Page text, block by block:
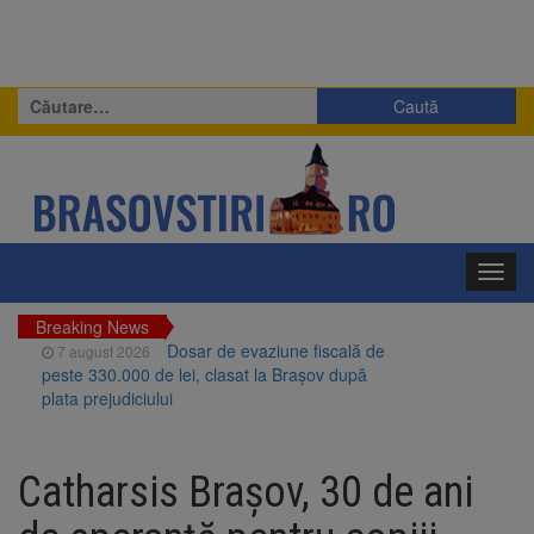
Caută
după:
Breaking News
7 august 2026
Dosar de evaziune fiscală de
peste 330.000 de lei, clasat la Brașov după
plata prejudiciului
sistarea plăților către Brai-Cata și Comprest.
Motivul: platforme de gunoi neigienizate
Catharsis Brașov, 30 de ani